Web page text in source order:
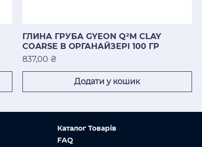
ГЛИНА ГРУБА GYEON Q²M CLAY
COARSE В ОРГАНАЙЗЕРІ 100 ГР
Ціна
837,00 ₴
Додати у кошик
Каталог Товарів
FAQ